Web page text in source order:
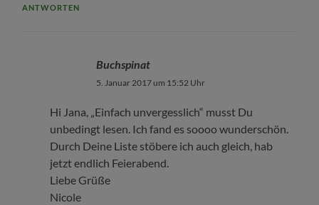
ANTWORTEN
Buchspinat
5. Januar 2017 um 15:52 Uhr
Hi Jana, „Einfach unvergesslich“ musst Du
unbedingt lesen. Ich fand es soooo wunderschön.
Durch Deine Liste stöbere ich auch gleich, hab
jetzt endlich Feierabend.
Liebe Grüße
Nicole